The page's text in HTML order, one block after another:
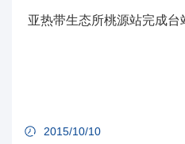
亚热带生态所桃源站完成台
2015/10/10